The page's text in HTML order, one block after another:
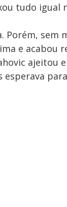
tudo igual
sem
e acabou
ajeitou
esperava